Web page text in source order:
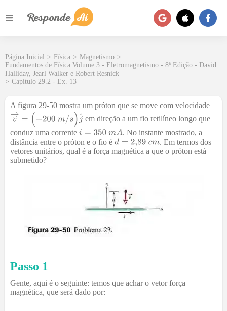
Página Inicial > Física > Magnetismo >
Fundamentos de Física Volume 3 - Eletromagnetismo - 8ª Edição - David
Halliday, Jearl Walker e Robert Resnick
> Capítulo 29.2 - Ex. 13
A figura 29-50 mostra um próton que se move com velocidade
em direção a um fio retilíneo longo que
conduz uma corrente
. No instante mostrado, a
distância entre o próton e o fio é
. Em termos dos
vetores unitários, qual é a força magnética a que o próton está
submetido?
Passo 1
Gente, aqui é o seguinte: temos que achar o vetor força
magnética, que será dado por: